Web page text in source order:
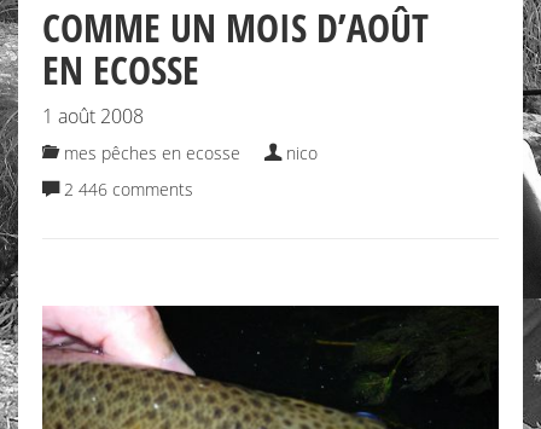
COMME UN MOIS D’AOÛT
EN ECOSSE
1 août 2008
mes pêches en ecosse
nico
2 446 comments